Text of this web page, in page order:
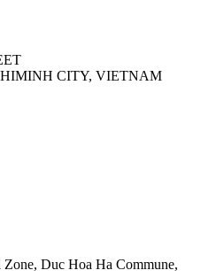
CITY, VIETNAM
Duc Hoa Ha Commune,